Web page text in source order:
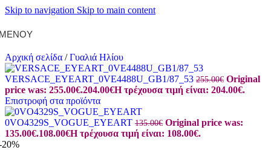
Skip to navigation Skip to main content
Αρχική σελίδα / Γυαλιά Ηλίου
VERSACE_EYEART_0VE4488U_GB1/87_53 255.00€ Original
price was: 255.00€.204.00€Η τρέχουσα τιμή είναι: 204.00€.
Επιστροφή στα προϊόντα
0VO4329S_VOGUE_EYEART 135.00€ Original price was:
135.00€.108.00€Η τρέχουσα τιμή είναι: 108.00€.
20%